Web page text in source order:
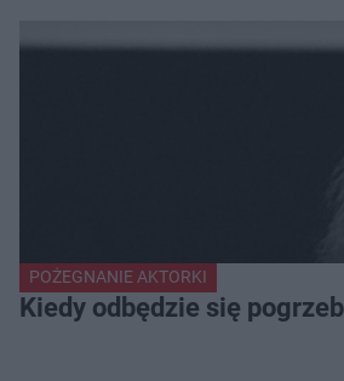
POŻEGNANIE AKTORKI
Kiedy odbędzie się